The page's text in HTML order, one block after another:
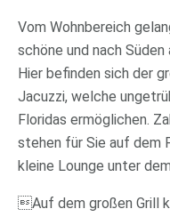
Vom Wohnbereich
schöne und nach
Hier befinden sich der
Jacuzzi, welche
Floridas ermöglichen.
stehen für Sie auf dem
kleine Lounge unter
Auf dem großen Grill